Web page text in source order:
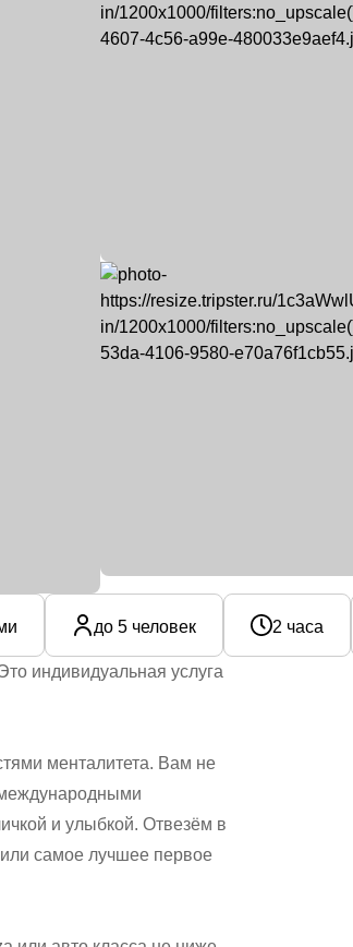
до 5 человек 2 часа
индивидуальная услуга
менталитета. Вам не
международными
и улыбкой. Отвезём в
самое лучшее первое